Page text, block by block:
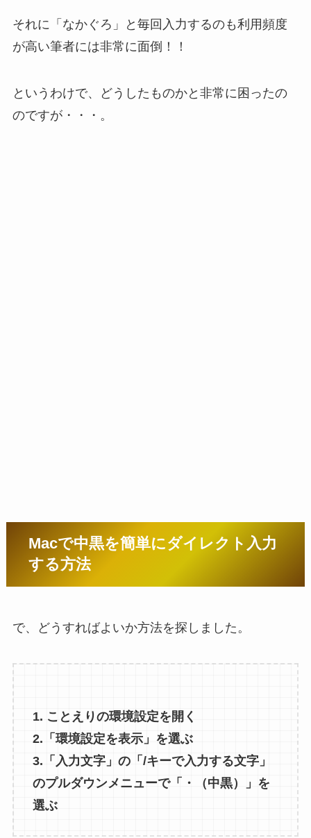
それに「なかぐろ」と毎回入力するのも利用頻度
が高い筆者には非常に面倒！！
というわけで、どうしたものかと非常に困ったの
のですが・・・。
Macで中黒を簡単にダイレクト入力
する方法
で、どうすればよいか方法を探しました。
1. ことえりの環境設定を開く
2.「環境設定を表示」を選ぶ
3.「入力文字」の「/キーで入力する文字」
のプルダウンメニューで「・（中黒）」を
選ぶ